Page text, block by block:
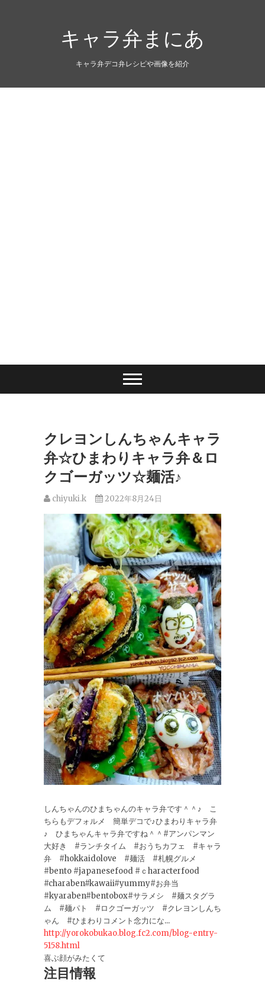
キャラ弁まにあ
キャラ弁デコ弁レシピや画像を紹介
クレヨンしんちゃんキャラ
弁☆ひまわりキャラ弁＆ロ
クゴーガッツ☆麺活♪
chiyuki.k 2022年8月24日
しんちゃんのひまちゃんのキャラ弁です＾＾♪ こ
ちらもデフォルメ 簡単デコで♪ひまわりキャラ弁
♪ ひまちゃんキャラ弁ですね＾＾#アンパンマン
大好き #ランチタイム #おうちカフェ #キャラ
弁 #hokkaidolove #麺活 #札幌グルメ
#bento #japanesefood #ｃharacterfood
#charaben#kawaii#yummy#お弁当
#kyaraben#bentobox#サラメシ #麺スタグラ
ム #麺パト #ロクゴーガッツ #クレヨンしんち
ゃん #ひまわりコメント念力にな...
http://yorokobukao.blog.fc2.com/blog-entry-
5158.html
喜ぶ顔がみたくて
注目情報